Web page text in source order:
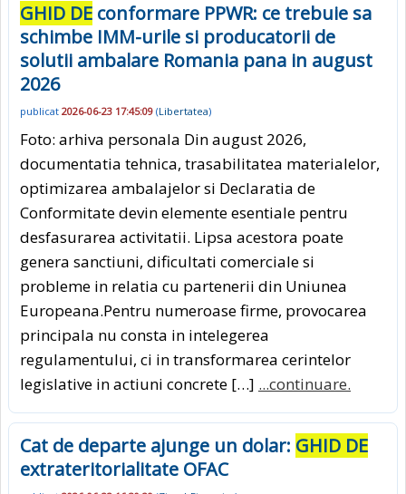
GHID DE conformare PPWR: ce trebuie sa
schimbe IMM-urile si producatorii de
solutii ambalare Romania pana in august
2026
publicat 2026-06-23 17:45:09 (Libertatea)
Foto: arhiva personala Din august 2026,
documentatia tehnica, trasabilitatea materialelor,
optimizarea ambalajelor si Declaratia de
Conformitate devin elemente esentiale pentru
desfasurarea activitatii. Lipsa acestora poate
genera sanctiuni, dificultati comerciale si
probleme in relatia cu partenerii din Uniunea
Europeana.Pentru numeroase firme, provocarea
principala nu consta in intelegerea
regulamentului, ci in transformarea cerintelor
legislative in actiuni concrete […] ...continuare.
Cat de departe ajunge un dolar: GHID DE
extrateritorialitate OFAC